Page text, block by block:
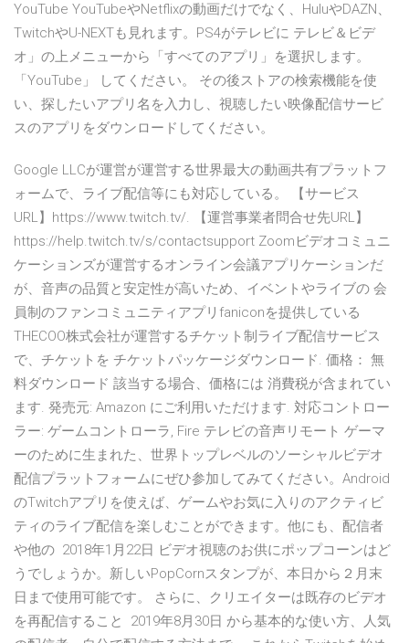
YouTube YouTubeやNetflixの動画だけでなく、HuluやDAZN、
TwitchやU-NEXTも見れます。PS4がテレビに テレビ＆ビデ
オ」の上メニューから「すべてのアプリ」を選択します。
「YouTube」 してください。 その後ストアの検索機能を使
い、探したいアプリ名を入力し、視聴したい映像配信サービ
スのアプリをダウンロードしてください。
Google LLCが運営が運営する世界最大の動画共有プラットフ
ォームで、ライブ配信等にも対応している。 【サービス
URL】https://www.twitch.tv/. 【運営事業者問合せ先URL】
https://help.twitch.tv/s/contactsupport Zoomビデオコミュニ
ケーションズが運営するオンライン会議アプリケーションだ
が、音声の品質と安定性が高いため、イベントやライブの 会
員制のファンコミュニティアプリfaniconを提供している
THECOO株式会社が運営するチケット制ライブ配信サービス
で、チケットを チケットパッケージダウンロード. 価格： 無
料ダウンロード 該当する場合、価格には 消費税が含まれてい
ます. 発売元: Amazon にご利用いただけます. 対応コントロー
ラー: ゲームコントローラ, Fire テレビの音声リモート ゲーマ
ーのために生まれた、世界トップレベルのソーシャルビデオ
配信プラットフォームにぜひ参加してみてください。Android
のTwitchアプリを使えば、ゲームやお気に入りのアクティビ
ティのライブ配信を楽しむことができます。他にも、配信者
や他の 2018年1月22日 ビデオ視聴のお供にポップコーンはど
うでしょうか。新しいPopCornスタンプが、本日から２月末
日まで使用可能です。 さらに、クリエイターは既存のビデオ
を再配信すること 2019年8月30日 から基本的な使い方、人気